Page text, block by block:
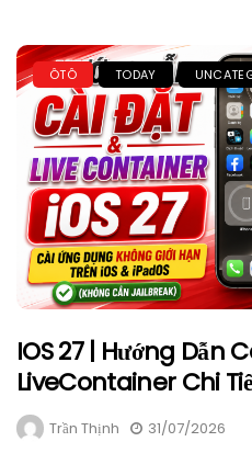
ÔTÔ TODAY
IOS 27 | Hướng Dẫn
LiveContainer Chi
Trần Thịnh 31/07/2026